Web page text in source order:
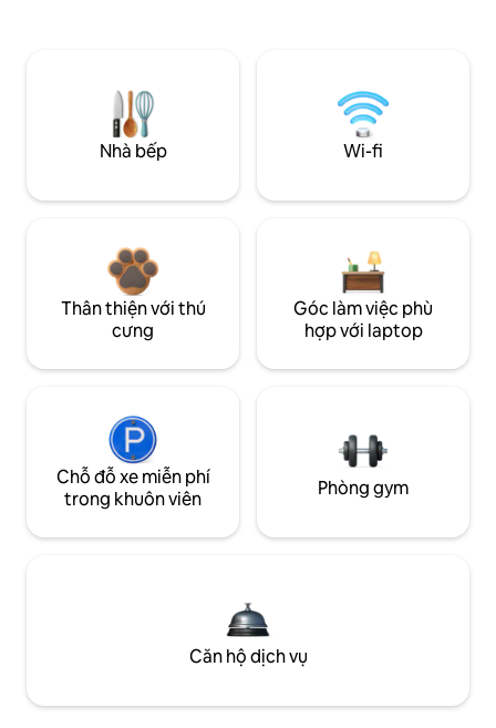
Nhà bếp Wi-fi
Thân thiện với thú
cưng
Góc làm việc phù
hợp với laptop
Chỗ đỗ xe miễn phí
trong khuôn viên
Phòng gym
Căn hộ dịch vụ